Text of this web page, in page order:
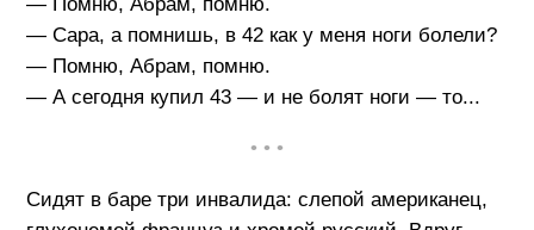
— Сара, а помнишь, в 42 как у меня ноги болели?
— Помню, Абрам, помню.
— А сегодня купил 43 — и не болят ноги — то...
• • •
Сидят в баре три инвалида: слепой американец,